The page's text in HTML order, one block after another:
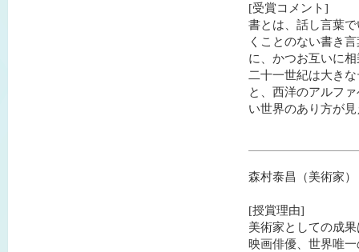
[受賞コメント]
書とは、話し言葉
くことのない書き
に、かつお互いに
二十一世紀は大き
と、西洋のアルフ
い世界のあり方が
森村泰昌（美術家）
[授賞理由]
美術家としての成
映画俳優、世界唯